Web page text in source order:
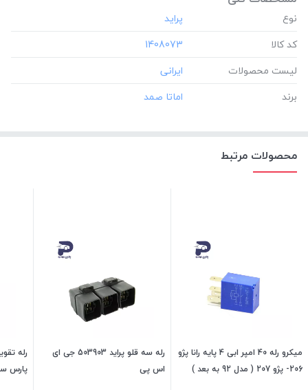
نوع
کد کالا
‎1408073
لیست محصولات
برند
محصولات مرتبط
میکرو رله 40 امپر ابی 4 پایه رانا پژو
206- پژو 207 ( مدل 92 به بعد )
رله سه قلو پراید 503903 جی ای
اس پی
پارس سمند